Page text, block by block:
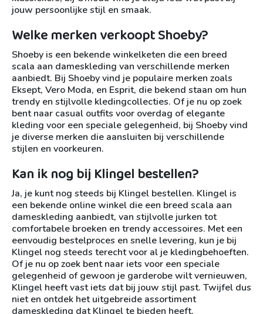
jouw persoonlijke stijl en smaak.
Welke merken verkoopt Shoeby?
Shoeby is een bekende winkelketen die een breed
scala aan dameskleding van verschillende merken
aanbiedt. Bij Shoeby vind je populaire merken zoals
Eksept, Vero Moda, en Esprit, die bekend staan om hun
trendy en stijlvolle kledingcollecties. Of je nu op zoek
bent naar casual outfits voor overdag of elegante
kleding voor een speciale gelegenheid, bij Shoeby vind
je diverse merken die aansluiten bij verschillende
stijlen en voorkeuren.
Kan ik nog bij Klingel bestellen?
Ja, je kunt nog steeds bij Klingel bestellen. Klingel is
een bekende online winkel die een breed scala aan
dameskleding aanbiedt, van stijlvolle jurken tot
comfortabele broeken en trendy accessoires. Met een
eenvoudig bestelproces en snelle levering, kun je bij
Klingel nog steeds terecht voor al je kledingbehoeften.
Of je nu op zoek bent naar iets voor een speciale
gelegenheid of gewoon je garderobe wilt vernieuwen,
Klingel heeft vast iets dat bij jouw stijl past. Twijfel dus
niet en ontdek het uitgebreide assortiment
dameskleding dat Klingel te bieden heeft.